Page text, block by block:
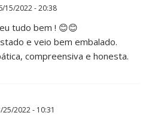
15/2022 - 20:38
tudo bem ! 😊😊
e veio bem embalado.
compreensiva e honesta.
25/2022 - 10:31